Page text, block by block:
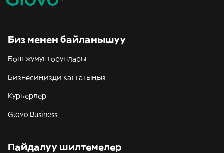
Биз менен байланышуу
Бош жумуш орундары
Бизнесиңизди каттатыңыз
Курьерлер
Glovo Business
Пайдалуу шилтемелер